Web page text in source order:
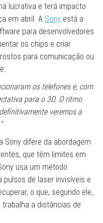
lucrativa e terá impacto
em abril. A Sony está a
para desenvolvedores
os chips e criar
para comunicação ou
os telefones e, com
para o 3D. O ritmo
veremos a
Sony difere da abordagem
que têm limites em
usa um método
pulsos de laser invisíveis e
o que, segundo ele,
a distâncias de